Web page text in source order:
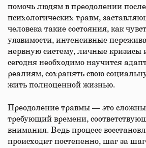
помочь людям в преодолении
психологических травм,
человека такие состояния, как
уязвимости, интенсивные
нервную систему, личные кризисы
сегодня необходимо научится
реалиям, сохранять свою
жить полноценной жизнью.
Преодоление травмы — это
требующий времени,
внимания. Ведь процесс
происходит постепенно, шаг за